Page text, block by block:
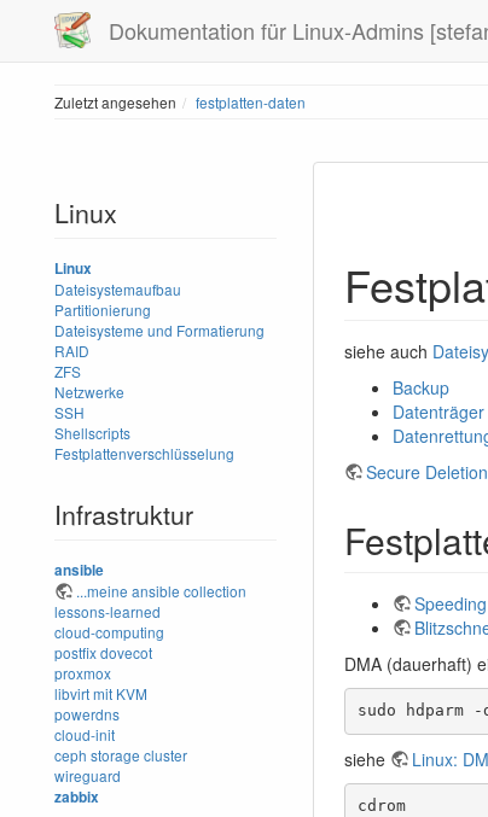
Dokumentation für Linux-Admins
Zuletzt angesehen festplatten-daten
Linux
Linux
Dateisystemaufbau
Partitionierung
Dateisysteme und Formatierung
RAID
ZFS
Netzwerke
SSH
Shellscripts
Festplattenverschlüsselung
Infrastruktur
ansible
...meine ansible collection
lessons-learned
cloud-computing
postfixdovecot
proxmox
libvirt mit KVM
powerdns
cloud-init
ceph storage cluster
wireguard
zabbix
siehe auch
Backup
Secure
DMA (dauerhaft)
sudo hdparm -
siehe Linux:
cdrom